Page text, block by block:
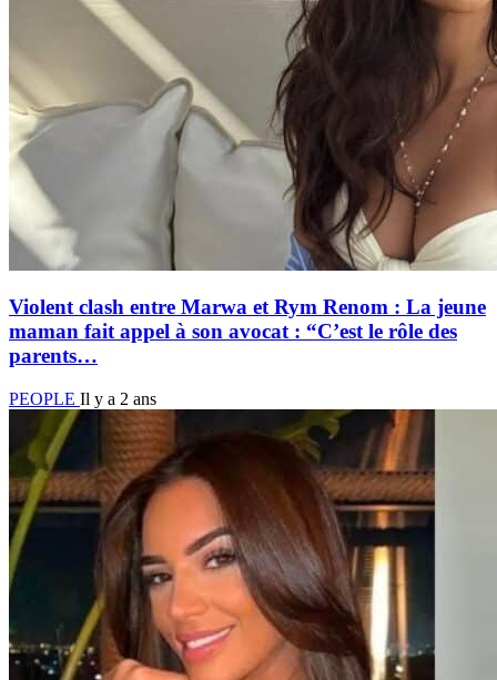
Violent clash entre Marwa et Rym Renom : La jeune
maman fait appel à son avocat : “C’est le rôle des
parents…
PEOPLE Il y a 2 ans